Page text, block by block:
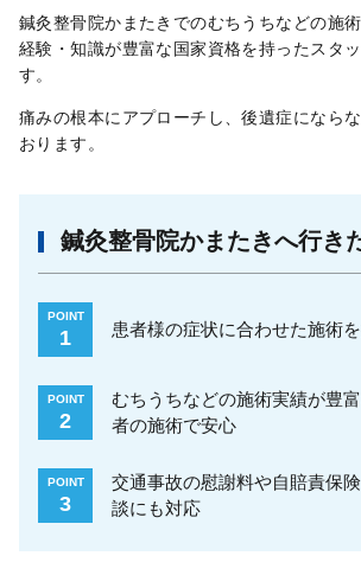
鍼灸整骨院かまたきでのむちうちなどの施
経験・知識が豊富な国家資格を持ったスタ
す。
痛みの根本にアプローチし、後遺症になら
おります。
鍼灸整骨院かまたきへ行き
POINT
1 患者様の症状に合わせた施術
POINT
2
むちうちなどの施術実績が豊
者の施術で安心
POINT
3
交通事故の慰謝料や自賠責保
談にも対応